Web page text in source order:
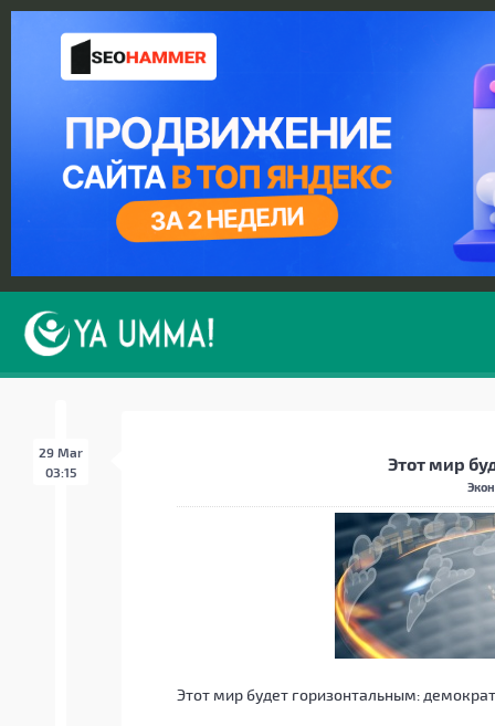
29 Mar
03:15
Этот мир
Этот мир будет горизонтальным: